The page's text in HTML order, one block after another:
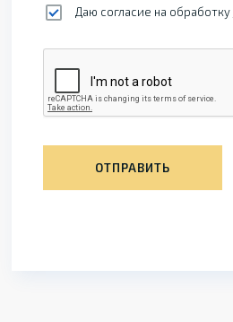
Даю согласие на обработку
ОТПРАВИТЬ